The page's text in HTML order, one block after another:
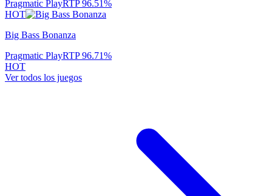
Pragmatic PlayRTP96.51%
HOT
Big Bass Bonanza
Pragmatic PlayRTP96.71%
HOT
Ver todos los juegos